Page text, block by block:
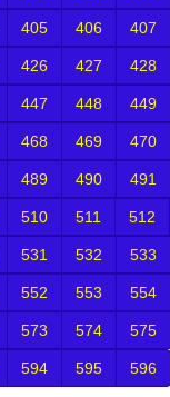
405 406 407
426 427 428
447 448 449
468 469 470
489 490 491
510 511 512
531 532 533
552 553 554
573 574 575
594 595 596